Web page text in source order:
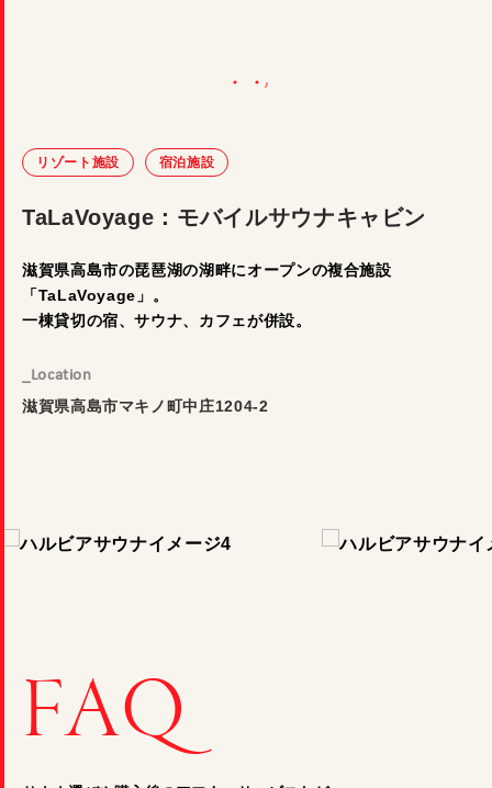
リゾート施設 宿泊施設
TaLaVoyage：モバイルサウナキャビン
滋賀県高島市の琵琶湖の湖畔にオープンの複合施設
「TaLaVoyage」。
一棟貸切の宿、サウナ、カフェが併設。
_Location
滋賀県高島市マキノ町中庄1204-2
FAQ